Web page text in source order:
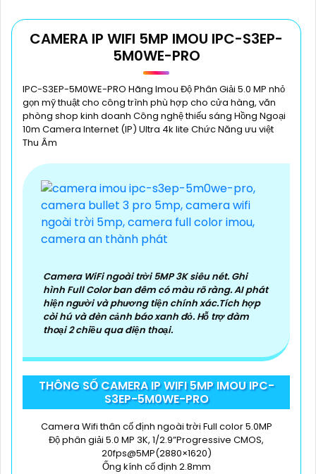
CAMERA IP WIFI 5MP IMOU IPC-S3EP-
5M0WE-PRO
IPC-S3EP-5M0WE-PRO Hãng Imou Độ Phân Giải 5.0 MP nhỏ
gọn mỹ thuật cho công trình phù hợp cho cửa hàng, văn
phòng shop kinh doanh Công nghệ thiếu sáng Hồng Ngoại
10m Camera Internet (IP) Ultra 4k lite Chức Năng ưu việt
Thu Âm
Camera WiFi ngoài trời 5MP 3K siêu nét. Ghi
hình Full Color ban đêm có màu rõ ràng. AI phát
hiện người và phương tiện chính xác.Tích hợp
còi hú và đèn cảnh báo xanh đỏ. Hỗ trợ đàm
thoại 2 chiều qua điện thoại.
THÔNG SỐ CAMERA IP WIFI 5MP IMOU IPC-
S3EP-5M0WE-PRO
Camera Wifi thân cố định ngoài trời Full color 5.0MP
Độ phân giải 5.0 MP 3K, 1/2.9”Progressive CMOS,
20fps@5MP(2880×1620)
Ống kính cố định 2.8mm